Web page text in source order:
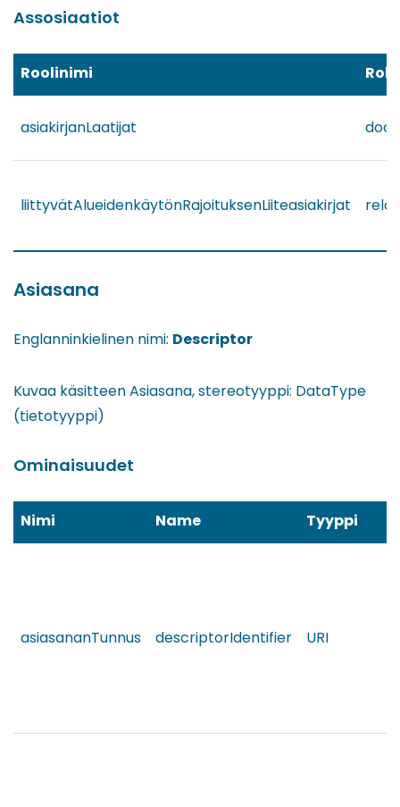
Assosiaatiot
Roolinimi
asiakirjanLaatijat
liittyvätAlueidenkäytönRajoituksenLiiteasiakirjat
Asiasana
Englanninkielinen nimi: Descriptor
Kuvaa käsitteen Asiasana, stereotyyppi: DataType
(tietotyyppi)
Ominaisuudet
Nimi Name Tyyppi
asiasananTunnus descriptorIdentifier URI